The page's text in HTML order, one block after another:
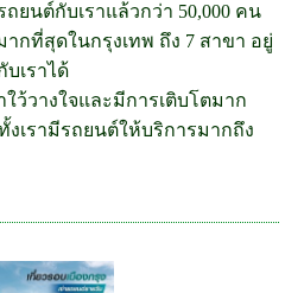
ยนต์กับเราแล้วกว่า 50,000 คน
ากที่สุดในกรุงเทพ ถึง 7 สาขา อยู่
เราได้
ว้วางใจและมีการเติบโตมาก
เรามีรถยนต์ให้บริการมากถึง